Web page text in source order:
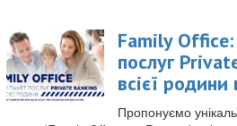
Family
послуг
всієї
Пропонуємо